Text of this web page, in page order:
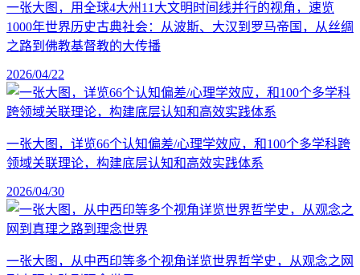
一张大图，用全球4大州11大文明时间线并行的视角，速览
1000年世界历史古典社会：从波斯、大汉到罗马帝国，从丝绸
之路到佛教基督教的大传播
2026/04/22
一张大图，详览66个认知偏差/心理学效应，和100个多学科跨
领域关联理论，构建底层认知和高效实践体系
2026/04/30
一张大图，从中西印等多个视角详览世界哲学史，从观念之网